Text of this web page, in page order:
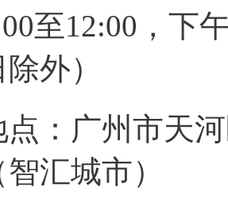
至12:00，下
外）
点：广州市天
汇城市）